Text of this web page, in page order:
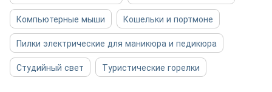
Компьютерные мыши
Кошельки и портмоне
Пилки электрические для маникюра и педикюра
Студийный свет
Туристические горелки